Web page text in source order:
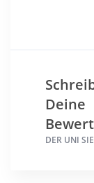
Deine
DER UNI